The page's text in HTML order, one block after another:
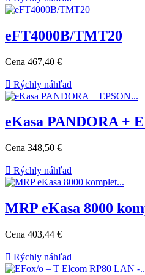
eFT4000B/TMT20
Cena 467,40 €
 Rýchly náhľad
eKasa PANDORA +
Cena 348,50 €
 Rýchly náhľad
MRP eKasa 8000
Cena 403,44 €
 Rýchly náhľad